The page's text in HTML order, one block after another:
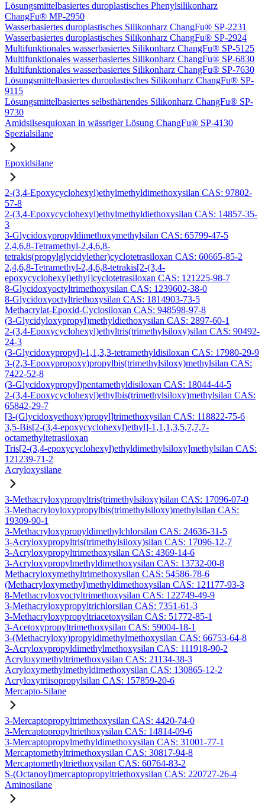
Lösungsmittelbasiertes duroplastisches Phenylsilikonharz
ChangFu® MP-2950
Wasserbasiertes duroplastisches Silikonharz ChangFu® SP-2231
Wasserbasiertes duroplastisches Silikonharz ChangFu® SP-2924
Multifunktionales wasserbasiertes Silikonharz ChangFu® SP-5125
Multifunktionales wasserbasiertes Silikonharz ChangFu® SP-6830
Multifunktionales wasserbasiertes Silikonharz ChangFu® SP-7630
Lösungsmittelbasiertes duroplastisches Silikonharz ChangFu® SP-
9115
Lösungsmittelbasiertes selbsthärtendes Silikonharz ChangFu® SP-
9730
Amidsilsesquioxan in wässriger Lösung ChangFu® SP-4130
Spezialsilane
Epoxidsilane
2-(3,4-Epoxycyclohexyl)ethylmethyldimethoxysilan CAS: 97802-
57-8
2-(3,4-Epoxycyclohexyl)ethylmethyldiethoxysilan CAS: 14857-35-
3
3-Glycidoxypropyldimethoxymethylsilan CAS: 65799-47-5
2,4,6,8-Tetramethyl-2,4,6,8-
tetrakis(propylglycidylether)cyclotetrasiloxan CAS: 60665-85-2
2,4,6,8-Tetramethyl-2,4,6,8-tetrakis[2-(3,4-
epoxycyclohexyl)ethyl]cyclotetrasiloxan CAS: 121225-98-7
8-Glycidoxyoctyltrimethoxysilan CAS: 1239602-38-0
8-Glycidoxyoctyltriethoxysilan CAS: 1814903-73-5
Methacrylat-Epoxid-Cyclosiloxan CAS: 948598-97-8
(3-Glycidyloxypropyl)methyldiethoxysilan CAS: 2897-60-1
2-(3,4-Epoxycyclohexyl)ethyltris(trimethylsiloxy)silan CAS: 90492-
24-3
(3-Glycidoxypropyl)-1,1,3,3-tetramethyldisiloxan CAS: 17980-29-9
3-(2,3-Epoxypropoxy)propylbis(trimethylsiloxy)methylsilan CAS:
7422-52-8
(3-Glycidoxypropyl)pentamethyldisiloxan CAS: 18044-44-5
2-(3,4-Epoxycyclohexyl)ethylbis(trimethylsiloxy)methylsilan CAS:
65842-29-7
[3-(Glycidoxyethoxy)propyl]trimethoxysilan CAS: 118822-75-6
3,5-Bis[2-(3,4-epoxycyclohexyl)ethyl]-1,1,1,3,5,7,7,7-
octamethyltetrasiloxan
Tris[2-(3,4-epoxycyclohexyl)ethyldimethylsiloxy]methylsilan CAS:
121239-71-2
Acryloxysilane
3-Methacryloxypropyltris(trimethylsiloxy)silan CAS: 17096-07-0
3-Methacryloyloxypropylbis(trimethylsiloxy)methylsilan CAS:
19309-90-1
3-Methacryloxypropyldimethylchlorsilan CAS: 24636-31-5
3-Acryloxypropyltris(trimethylsiloxy)silan CAS: 17096-12-7
3-Acryloxypropyltrimethoxysilan CAS: 4369-14-6
3-Acryloxypropylmethyldimethoxysilan CAS: 13732-00-8
Methacryloxymethyltrimethoxysilan CAS: 54586-78-6
(Methacryloxymethyl)methyldimethoxysilan CAS: 121177-93-3
8-Methacryloxyoctyltrimethoxysilan CAS: 122749-49-9
3-Methacryloxypropyltrichlorsilan CAS: 7351-61-3
3-Methacryloxypropyltriacetoxysilan CAS: 51772-85-1
3-Acetoxypropyltrimethoxysilan CAS: 59004-18-1
3-(Methacryloxy)propyldimethylmethoxysilan CAS: 66753-64-8
3-Acryloxypropyldimethylmethoxysilan CAS: 111918-90-2
Acryloxymethyltrimethoxysilan CAS: 21134-38-3
Acryloxymethylmethyldimethoxysilan CAS: 130865-12-2
Acryloxytriisopropylsilan CAS: 157859-20-6
Mercapto-Silane
3-Mercaptopropyltrimethoxysilan CAS: 4420-74-0
3-Mercaptopropyltriethoxysilan CAS: 14814-09-6
3-Mercaptopropylmethyldimethoxysilan CAS: 31001-77-1
Mercaptomethyltrimethoxysilan CAS: 30817-94-8
Mercaptomethyltriethoxysilan CAS: 60764-83-2
S-(Octanoyl)mercaptopropyltriethoxysilan CAS: 220727-26-4
Aminosilane